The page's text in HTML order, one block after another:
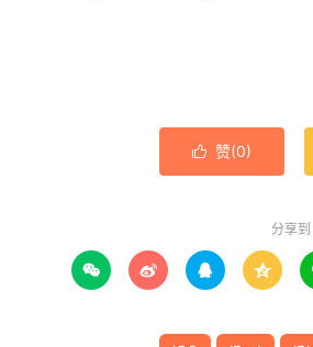
 赞(0)
分享到
   